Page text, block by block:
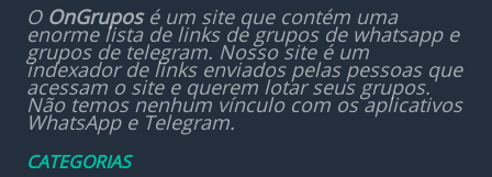
O OnGruposé um site que contém uma
enorme lista de links de grupos de whatsapp e
grupos de telegram. Nosso site é um
indexador de links enviados pelas pessoas que
acessam o site e querem lotar seus grupos.
Não temos nenhum vínculo com os aplicativos
WhatsApp e Telegram.
CATEGORIAS